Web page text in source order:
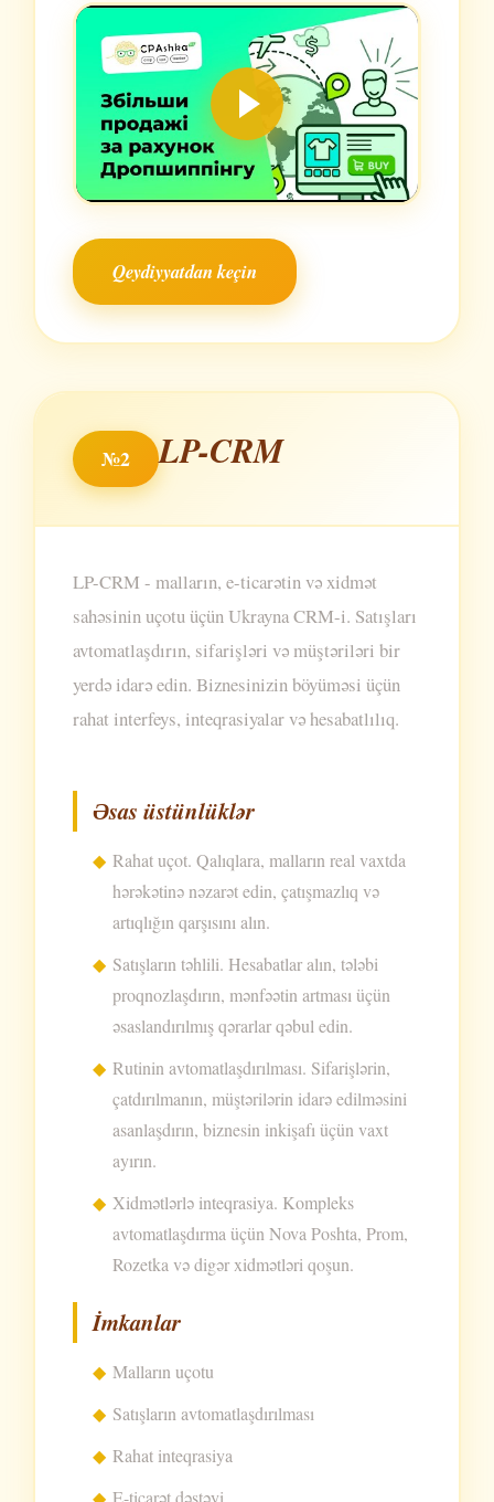
Qeydiyyatdan keçin
№2 LP-CRM
LP-CRM - malların, e-ticarətin və xidmət
sahəsinin uçotu üçün Ukrayna CRM-i. Satışları
avtomatlaşdırın, sifarişləri və müştəriləri bir
yerdə idarə edin. Biznesinizin böyüməsi üçün
rahat interfeys, inteqrasiyalar və hesabatlılıq.
Əsas üstünlüklər
Rahat uçot. Qalıqlara, malların real vaxtda
hərəkətinə nəzarət edin, çatışmazlıq və
artıqlığın qarşısını alın.
Satışların təhlili. Hesabatlar alın, tələbi
proqnozlaşdırın, mənfəətin artması üçün
əsaslandırılmış qərarlar qəbul edin.
Rutinin avtomatlaşdırılması. Sifarişlərin,
çatdırılmanın, müştərilərin idarə edilməsini
asanlaşdırın, biznesin inkişafı üçün vaxt
ayırın.
Xidmətlərlə inteqrasiya. Kompleks
avtomatlaşdırma üçün Nova Poshta, Prom,
Rozetka və digər xidmətləri qoşun.
İmkanlar
Malların uçotu
Satışların avtomatlaşdırılması
Rahat inteqrasiya
E-ticarət dəstəyi